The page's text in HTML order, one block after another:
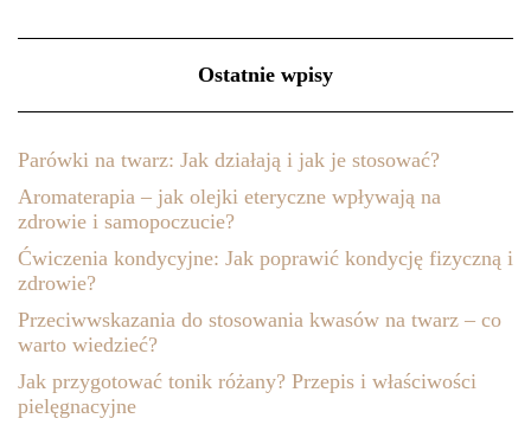
Ostatnie wpisy
Parówki na twarz: Jak działają i jak je stosować?
Aromaterapia – jak olejki eteryczne wpływają na
zdrowie i samopoczucie?
Ćwiczenia kondycyjne: Jak poprawić kondycję fizyczną i
zdrowie?
Przeciwwskazania do stosowania kwasów na twarz – co
warto wiedzieć?
Jak przygotować tonik różany? Przepis i właściwości
pielęgnacyjne